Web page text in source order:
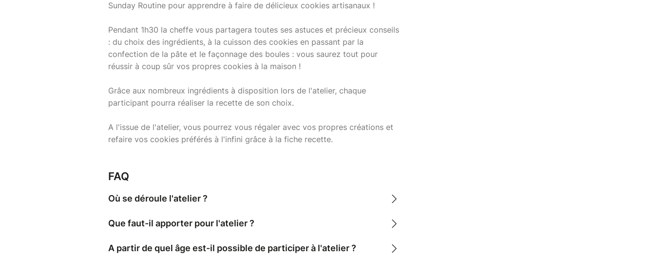
Sunday Routine pour apprendre à faire de délicieux cookies artisanaux !
Pendant 1h30 la cheffe vous partagera toutes ses astuces et précieux conseils
: du choix des ingrédients, à la cuisson des cookies en passant par la
confection de la pâte et le façonnage des boules : vous saurez tout pour
réussir à coup sûr vos propres cookies à la maison !
Grâce aux nombreux ingrédients à disposition lors de l'atelier, chaque
participant pourra réaliser la recette de son choix.
A l'issue de l'atelier, vous pourrez vous régaler avec vos propres créations et
refaire vos cookies préférés à l'infini grâce à la fiche recette.
FAQ
Où se déroule l'atelier ?
Que faut-il apporter pour l'atelier ?
A partir de quel âge est-il possible de participer à l'atelier ?